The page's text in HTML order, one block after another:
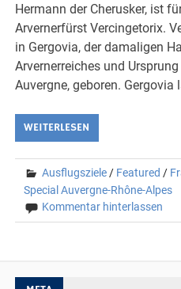
Hermann der Cherusker, ist
Arvernerfürst Vercingetorix.
in Gergovia, der damaligen
Arvernerreiches und
Auvergne, geboren.
WEITERLESEN
Ausflugsziele / Featured /
Special Auvergne-Rhône-Alpes
Kommentar hinterlassen